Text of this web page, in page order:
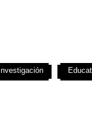
Investigación